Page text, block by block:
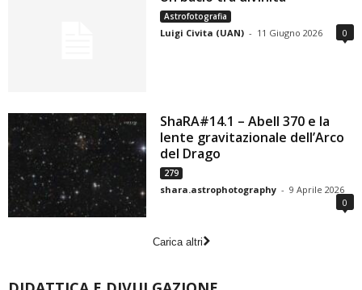
Astrofotografia
Luigi Civita (UAN) - 11 Giugno 2026 0
ShaRA#14.1 – Abell 370 e la
lente gravitazionale dell’Arco
del Drago
279
shara.astrophotography - 9 Aprile 2026
0
Carica altri